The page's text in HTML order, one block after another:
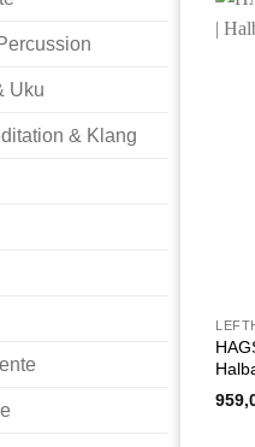
Uku
& Klang